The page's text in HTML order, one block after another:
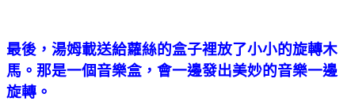
最後，湯姆載送給蘿絲的盒子裡放了小小的旋轉木
馬。那是一個音樂盒，會一邊發出美妙的音樂一邊
旋轉。